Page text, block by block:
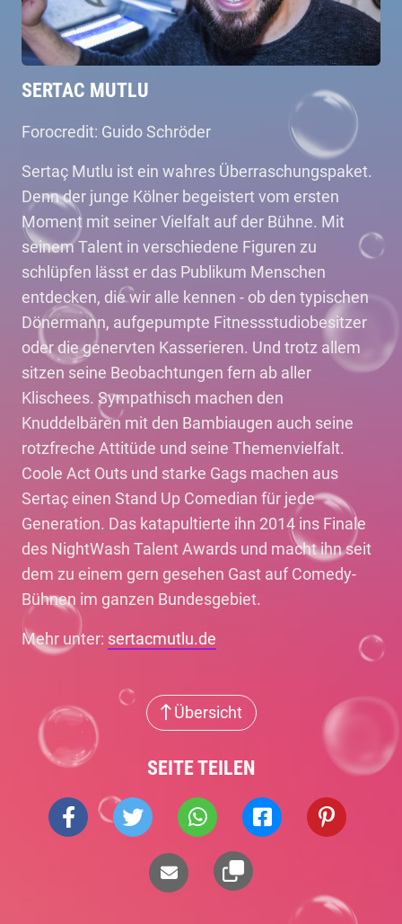
SERTAC MUTLU
Forocredit: Guido Schröder
Sertaç Mutlu ist ein wahres Überraschungspaket.
Denn der junge Kölner begeistert vom ersten
Moment mit seiner Vielfalt auf der Bühne. Mit
seinem Talent in verschiedene Figuren zu
schlüpfen lässt er das Publikum Menschen
entdecken, die wir alle kennen - ob den typischen
Dönermann, aufgepumpte Fitnessstudiobesitzer
oder die genervten Kasserieren. Und trotz allem
sitzen seine Beobachtungen fern ab aller
Klischees. Sympathisch machen den
Knuddelbären mit den Bambiaugen auch seine
rotzfreche Attitüde und seine Themenvielfalt.
Coole Act Outs und starke Gags machen aus
Sertaç einen Stand Up Comedian für jede
Generation. Das katapultierte ihn 2014 ins Finale
des NightWash Talent Awards und macht ihn seit
dem zu einem gern gesehen Gast auf Comedy-
Bühnen im ganzen Bundesgebiet.
Mehr unter: sertacmutlu.de
Übersicht
SEITE TEILEN